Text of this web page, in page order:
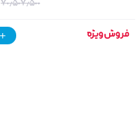
۷۰٫۵۰۷٫۵۰۰